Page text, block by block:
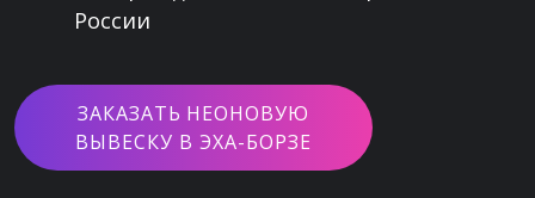
России
ЗАКАЗАТЬ НЕОНОВУЮ
ВЫВЕСКУ В ЭХА-БОРЗЕ